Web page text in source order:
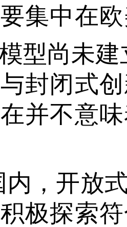
集中在
型尚未建
封闭式
并不意
内，开放
极探索